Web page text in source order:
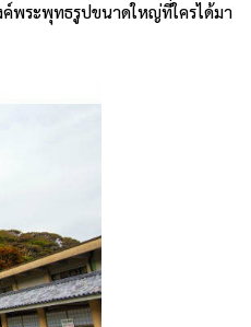
ค์พระพุทธรูปขนาดใหญ่ที่ใครได้มา